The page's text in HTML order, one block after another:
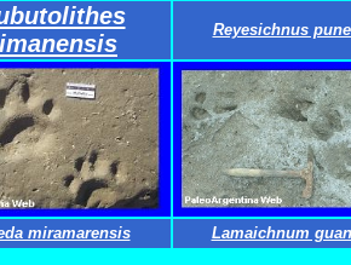
Reyesichnus
miramarensis Lamaichnum